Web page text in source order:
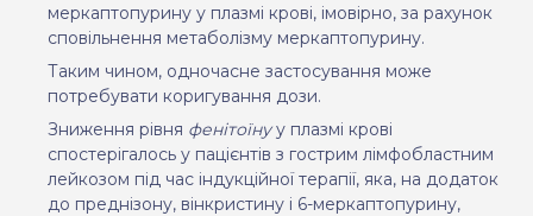
меркаптопурину у плазмі крові, імовірно, за рахунок
сповільнення метаболізму меркаптопурину.
Таким чином, одночасне застосування може
потребувати коригування дози.
Зниження рівня фенітоїнуу плазмі крові
спостерігалось у пацієнтів з гострим лімфобластним
лейкозом під час індукційної терапії, яка, на додаток
до преднізону, вінкристину і 6-меркаптопурину,